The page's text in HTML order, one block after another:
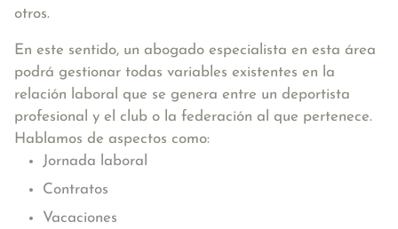
otros.
En este sentido, un abogado especialista en esta área
podrá gestionar todas variables existentes en la
relación laboral que se genera entre un deportista
profesional y el club o la federación al que pertenece.
Hablamos de aspectos como:
Jornada laboral
Contratos
Vacaciones